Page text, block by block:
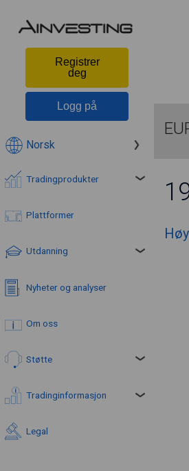
Registrer
deg
Logg på
Norsk
Tradingprodukter
Plattformer
Utdanning
Nyheter og analyser
Om oss
Støtte
Tradinginformasjon
Legal